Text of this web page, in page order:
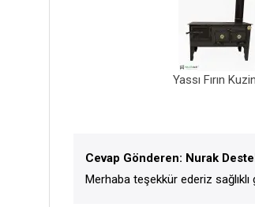
Yassı Fırın
Cevap Gönderen: Nurak
Merhaba teşekkür ederiz sağlıklı